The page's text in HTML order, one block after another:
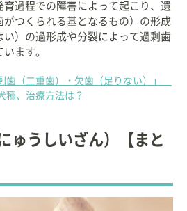
育過程での障害によって起こり、遺
つくられる基となるもの）の形成
い）の過形成や分裂によって過剰歯
ます。
歯（二重歯）・欠歯（足りない）」
種、治療方法は？
ゅうしいざん）【まと